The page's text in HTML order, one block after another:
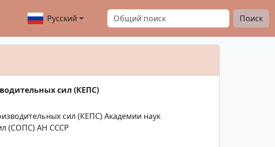
Русский Поиск
сил (КЕПС)
сил (КЕПС) Академии наук
(СОПС) АН СССР